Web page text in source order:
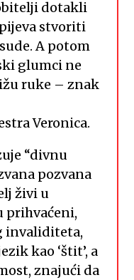
dotakli
stvoriti
A potom
glumci ne
ruke – znak
Veronica.
“divnu
pozvana
živi u
prihvaćeni,
invaliditeta,
kao ‘štit’, a
znajući da